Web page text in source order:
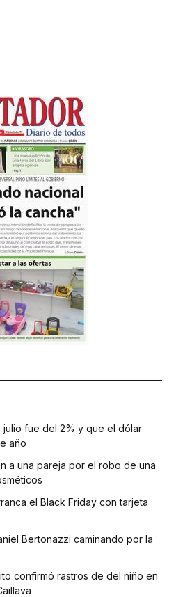
julio fue del 2% y que el dólar
año
a una pareja por el robo de una
el Black Friday con tarjeta
Bertonazzi caminando por la
confirmó rastros de del niño en